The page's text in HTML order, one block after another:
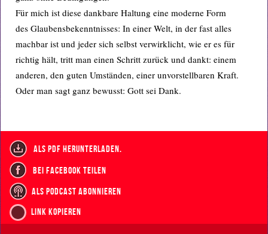
Für mich ist diese dankbare Haltung eine moderne Form
des Glaubensbekenntnisses: In einer Welt, in der fast alles
machbar ist und jeder sich selbst verwirklicht, wie er es für
richtig hält, tritt man einen Schritt zurück und dankt: einem
anderen, den guten Umständen, einer unvorstellbaren Kraft.
Oder man sagt ganz bewusst: Gott sei Dank.
als PDF herunterladen.
bei Facebook teilen
als Podcast abonnieren
Link kopieren